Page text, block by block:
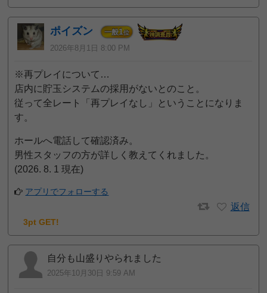
ポイズン 一般1位
2026年8月1日 8:00 PM
※再プレイについて…
店内に貯玉システムの採用がないとのこと。
従って全レート「再プレイなし」ということになりま
す。
ホールへ電話して確認済み。
男性スタッフの方が詳しく教えてくれました。
(2026. 8. 1 現在)
アプリでフォローする
返信
3pt GET!
自分も山盛りやられました
2025年10月30日 9:59 AM